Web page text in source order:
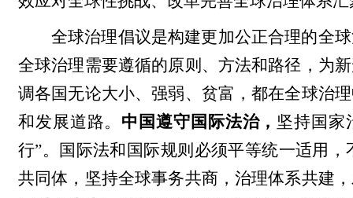
全球治理倡议是构建更加公正合理的全
全球治理需要遵循的原则、方法和路径，为
调各国无论大小、强弱、贫富，都在全球治
和发展道路。 中国遵守国际法治， 坚持国家
行”。国际法和国际规则必须平等统一适用
共同体，坚持全球事务共商，治理体系共建